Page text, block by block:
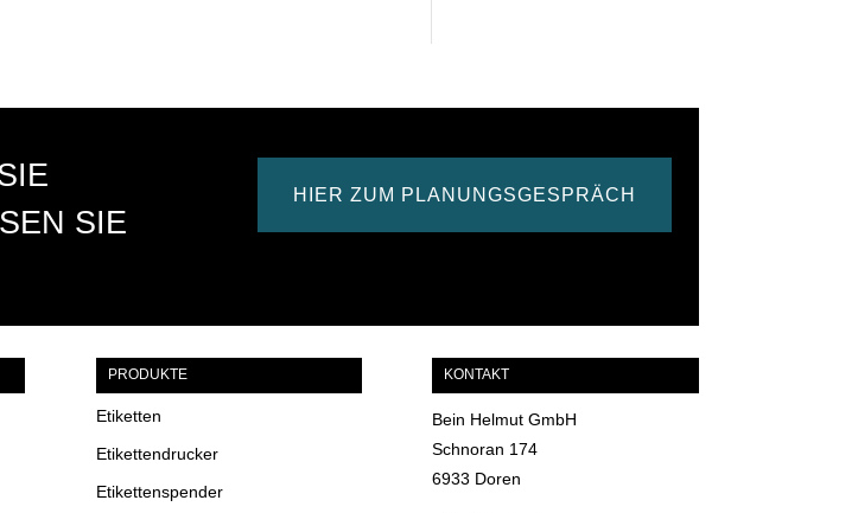
SIE
HIER ZUM PLANUNGSGESPRÄCH
PRODUKTE
Etiketten
Etikettendrucker
Etikettenspender
KONTAKT
Bein Helmut GmbH
Schnoran 174
6933 Doren